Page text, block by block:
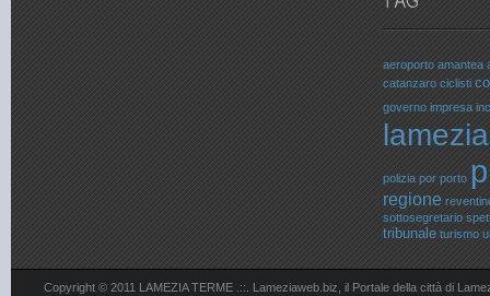
aeroporto amantea
catanzaro ciclisti
governo impresa
lamezia
polizia por porto
regione
sottosegretario
tribunale turismo
Copyright © 2011 LAMEZIA TERME .::. Lameziaweb.biz, il Portale della città di